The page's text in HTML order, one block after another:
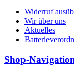
Widerruf
Wir über uns
Aktuelles
Shop-